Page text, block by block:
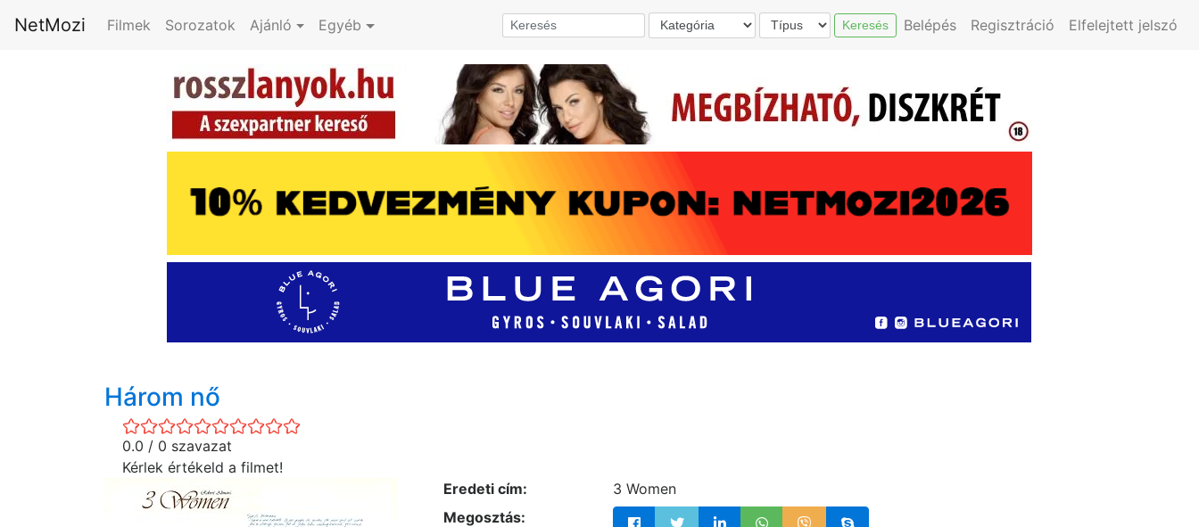
NetMozi Filmek Sorozatok Ajánló Egyéb Keresés Belépés Regisztráció Elfelejtett jelszó
Három nő
0.0 / 0 szavazat
Kérlek értékeld a filmet!
Eredeti cím:
3 Women
Megosztás: